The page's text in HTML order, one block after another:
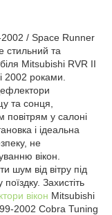
/ Space Runner
стильний та
Mitsubishi RVR II
2002 роками.
та сонця,
у салоні
і ідеальна
не
вікон.
шум від вітру під
Захистіть
вікон Mitsubishi
2002 Cobra Tuning